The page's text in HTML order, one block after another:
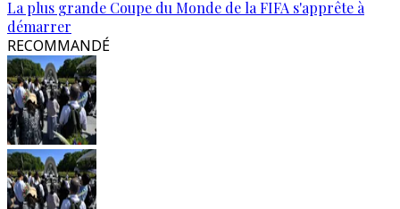
La plus grande Coupe du Monde de la FIFA s'apprête à
démarrer
RECOMMANDÉ